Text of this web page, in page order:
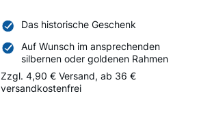
Das historische Geschenk
Auf Wunsch im ansprechenden
silbernen oder goldenen Rahmen
Zzgl. 4,90 € Versand, ab 36 €
versandkostenfrei